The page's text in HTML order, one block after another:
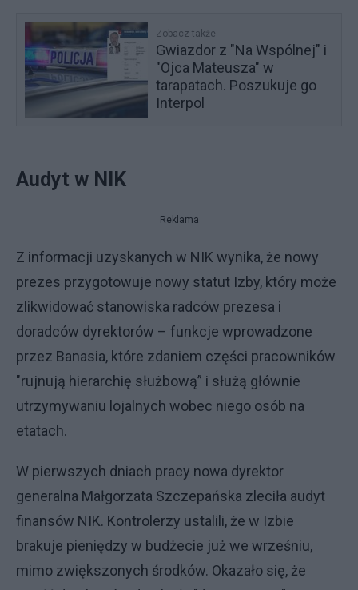
Zobacz także
Gwiazdor z "Na Wspólnej" i
"Ojca Mateusza" w
tarapatach. Poszukuje go
Interpol
Audyt w NIK
Reklama
Z informacji uzyskanych w NIK wynika, że nowy
prezes przygotowuje nowy statut Izby, który może
zlikwidować stanowiska radców prezesa i
doradców dyrektorów – funkcje wprowadzone
przez Banasia, które zdaniem części pracowników
"rujnują hierarchię służbową” i służą głównie
utrzymywaniu lojalnych wobec niego osób na
etatach.
W pierwszych dniach pracy nowa dyrektor
generalna Małgorzata Szczepańska zleciła audyt
finansów NIK. Kontrolerzy ustalili, że w Izbie
brakuje pieniędzy w budżecie już we wrześniu,
mimo zwiększonych środków. Okazało się, że